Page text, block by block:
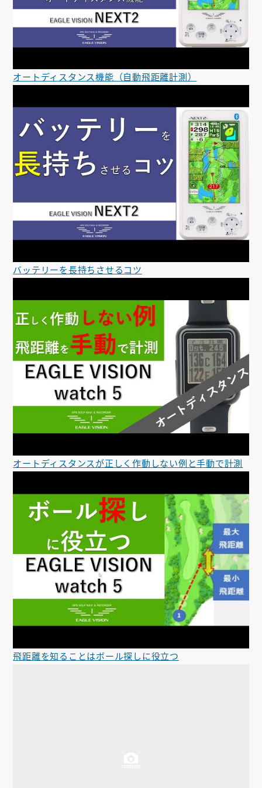
オートディスタンス機能（自動飛距離計測）
バッテリーを長持ちさせるコツ
オートディスタンスが正しく作動しない例と手動で計測
飛距離を知ることはボール探しに役立つ